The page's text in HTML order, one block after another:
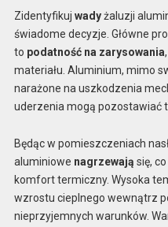
Zidentyfikuj wadyżaluzji
świadome decyzje. Główne
to podatność na zarysowania
materiału. Aluminium, mimo
narażone na uszkodzenia
uderzenia mogą pozostawiać
Będąc w pomieszczeniach
aluminiowe nagrzewają się,
komfort termiczny. Wysoka
wzrostu cieplnego wewnątrz
nieprzyjemnych warunków.